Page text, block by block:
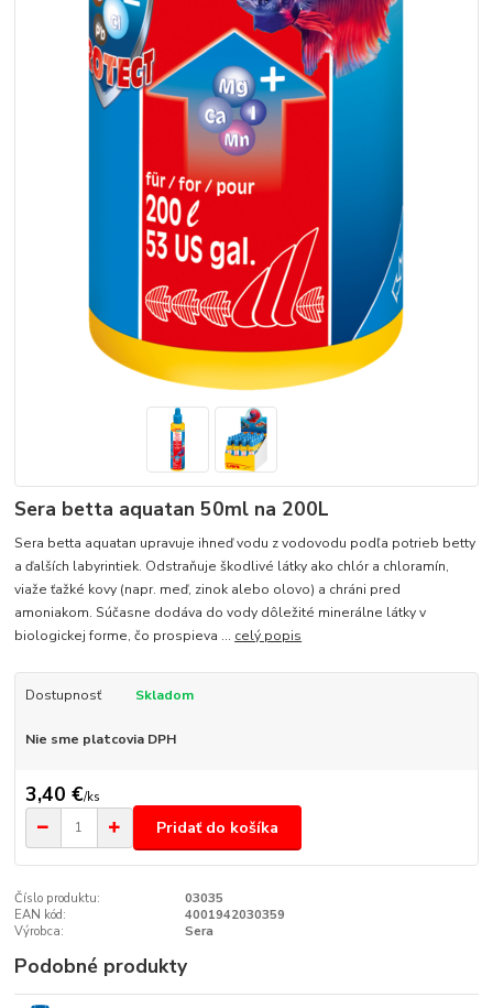
Sera betta aquatan 50ml na 200L
Sera betta aquatan upravuje ihneď vodu z vodovodu podľa potrieb betty
a ďalších labyrintiek. Odstraňuje škodlivé látky ako chlór a chloramín,
viaže ťažké kovy (napr. meď, zinok alebo olovo) a chráni pred
amoniakom. Súčasne dodáva do vody dôležité minerálne látky v
biologickej forme, čo prospieva ... celý popis
Dostupnosť Skladom
Nie sme platcovia DPH
3,40 €/ks
Pridať do košíka
Číslo produktu:
03035
EAN kód:
4001942030359
Výrobca:
Sera
Podobné produkty